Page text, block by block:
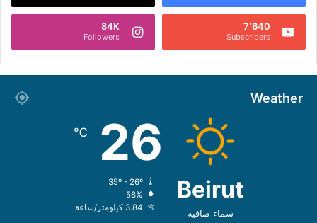
7٬640
Subscribers
84K
Followers
Weather
Beirut
سماء صافية
26
℃
58%
3.84 كيلومتر/ساعة